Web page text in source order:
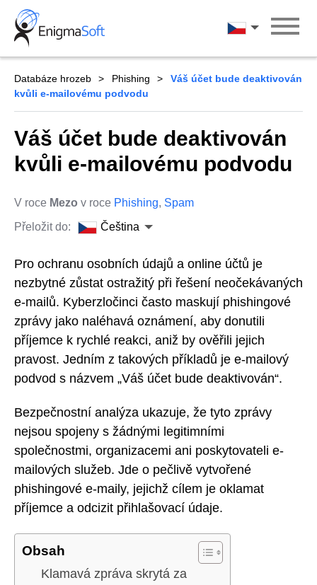
Skip
content
Čeština
Databáze hrozeb Phishing
Váš účet bude deaktivován
kvůli e-mailovému podvodu
Váš účet bude deaktivován
kvůli e-mailovému podvodu
V roce Mezo v roce Phishing, Spam
Přeložit do:
Čeština
Pro ochranu osobních údajů a online účtů je
nezbytné zůstat ostražitý při řešení neočekávaných
e-mailů. Kyberzločinci často maskují phishingové
zprávy jako naléhavá oznámení, aby donutili
příjemce k rychlé reakci, aniž by ověřili jejich
pravost. Jedním z takových příkladů je e-mailový
podvod s názvem „Váš účet bude deaktivován“.
Bezpečnostní analýza ukazuje, že tyto zprávy
nejsou spojeny s žádnými legitimními
společnostmi, organizacemi ani poskytovateli e-
mailových služeb. Jde o pečlivě vytvořené
phishingové e-maily, jejichž cílem je oklamat
příjemce a odcizit přihlašovací údaje.
Obsah
Klamavá zpráva skrytá za